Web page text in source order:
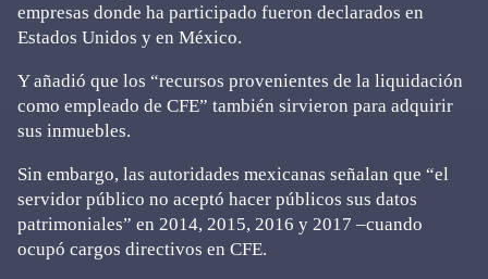
empresas donde ha participado fueron declarados en
Estados Unidos y en México.
Y añadió que los “recursos provenientes de la liquidación
como empleado de CFE” también sirvieron para adquirir
sus inmuebles.
Sin embargo, las autoridades mexicanas señalan que “el
servidor público no aceptó hacer públicos sus datos
patrimoniales” en 2014, 2015, 2016 y 2017 –cuando
ocupó cargos directivos en CFE.